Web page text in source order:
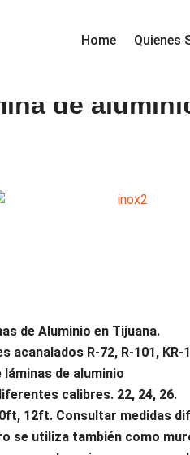
Home Quienes
de
de Aluminio en Tijuana.
acanalados R-72, R-101,
de aluminio
calibres. 22, 24, 26.
12ft. Consultar medidas
se utiliza también como